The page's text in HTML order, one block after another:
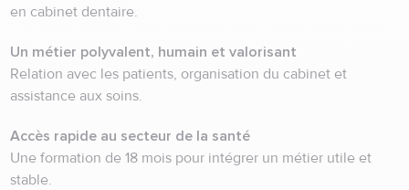
en cabinet dentaire.
Un métier polyvalent, humain et valorisant
Relation avec les patients, organisation du cabinet et
assistance aux soins.
Accès rapide au secteur de la santé
Une formation de 18 mois pour intégrer un métier utile et
stable.